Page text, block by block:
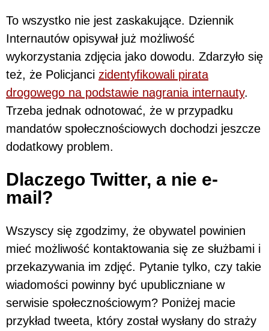
To wszystko nie jest zaskakujące. Dziennik
Internautów opisywał już możliwość
wykorzystania zdjęcia jako dowodu. Zdarzyło się
też, że Policjanci zidentyfikowali pirata
drogowego na podstawie nagrania internauty.
Trzeba jednak odnotować, że w przypadku
mandatów społecznościowych dochodzi jeszcze
dodatkowy problem.
Dlaczego Twitter, a nie e-
mail?
Wszyscy się zgodzimy, że obywatel powinien
mieć możliwość kontaktowania się ze służbami i
przekazywania im zdjęć. Pytanie tylko, czy takie
wiadomości powinny być upubliczniane w
serwisie społecznościowym? Poniżej macie
przykład tweeta, który został wysłany do straży